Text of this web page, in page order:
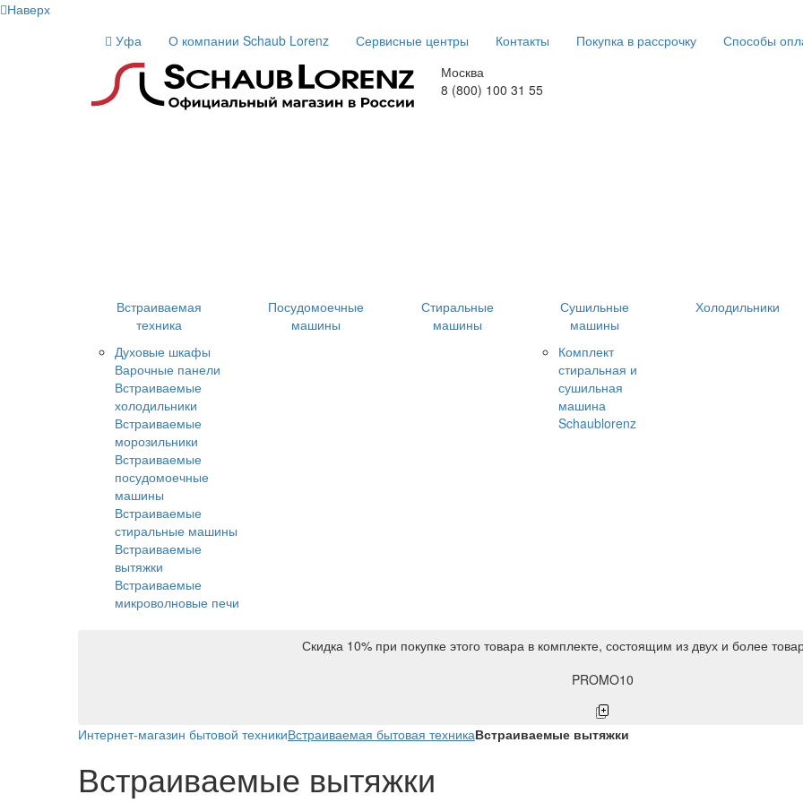
Наверх
Уфа
О компании Schaub Lorenz Сервисные центры Контакты Покупка в рассрочку Способы
Москва
8 (800) 100 31 55
Встраиваемая
техника
Духовые шкафы
Варочные панели
Встраиваемые
холодильники
Встраиваемые
морозильники
Встраиваемые
посудомоечные
машины
Встраиваемые
стиральные машины
Встраиваемые
вытяжки
Встраиваемые
микроволновые печи
Посудомоечные
машины
Стиральные
машины
Сушильные
машины
Комплект
стиральная и
сушильная
машина
Schaublorenz
Холодильники
Скидка 10% при покупке этого товара в комплекте, состоящим из двух и более
PROMO10
Интернет-магазин бытовой техникиВстраиваемая бытовая техникаВстраиваемые вытяжки
Встраиваемые вытяжки